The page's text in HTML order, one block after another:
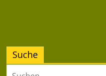
Suche